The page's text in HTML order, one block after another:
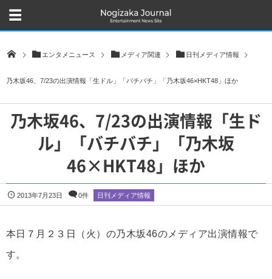
エンタメニュース メディア関連 日刊メディア情報
乃木坂46、7/23の出演情報「生ドル」「バチバチ」「乃木坂46×HKT48」ほか
乃木坂46、7/23の出演情報「生ド
ル」「バチバチ」「乃木坂
46×HKT48」ほか
2013年7月23日 0件 日刊メディア情報
本日７月２３日（火）の乃木坂46のメディア出演情報で
す。